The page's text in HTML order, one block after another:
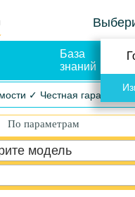
База
знаний
✓ Честная гарантия
По параметрам
модель